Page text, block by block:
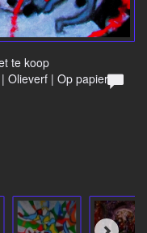
te koop
Olieverf | Op papier